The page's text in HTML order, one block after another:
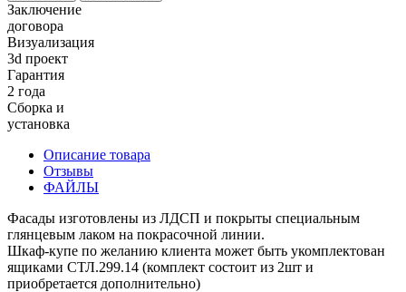
Заключение
договора
Визуализация
3d проект
Гарантия
2 года
Сборка и
установка
Описание товара
Отзывы
ФАЙЛЫ
Фасады изготовлены из ЛДСП и покрыты специальным
глянцевым лаком на покрасочной линии.
Шкаф-купе по желанию клиента может быть укомплектован
ящиками СТЛ.299.14 (комплект состоит из 2шт и
приобретается дополнительно)